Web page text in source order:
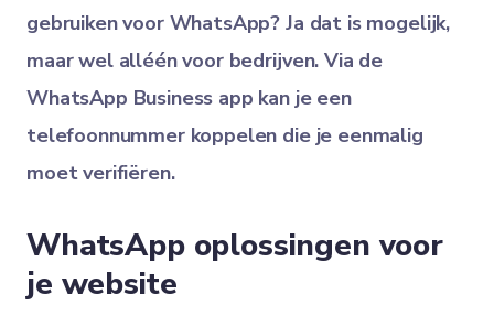
gebruiken voor WhatsApp? Ja dat is mogelijk,
maar wel alléén voor bedrijven. Via de
WhatsApp Business app kan je een
telefoonnummer koppelen die je eenmalig
moet verifiëren.
WhatsApp oplossingen voor
je website